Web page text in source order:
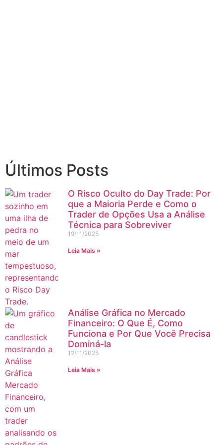
Últimos Posts
O Risco Oculto do Day Trade: Por
que a Maioria Perde e Como o
Trader de Opções Usa a Análise
Técnica para Sobreviver
19/11/2025
Leia Mais »
Análise Gráfica no Mercado
Financeiro: O Que É, Como
Funciona e Por Que Você Precisa
Dominá-la
12/11/2025
Leia Mais »